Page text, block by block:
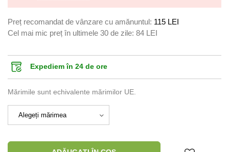
Preț recomandat de vânzare cu amănuntul: 115 LEI
Cel mai mic preț în ultimele 30 de zile: 84 LEI
Expediem în 24 de ore
Mărimile sunt echivalente mărimilor UE.